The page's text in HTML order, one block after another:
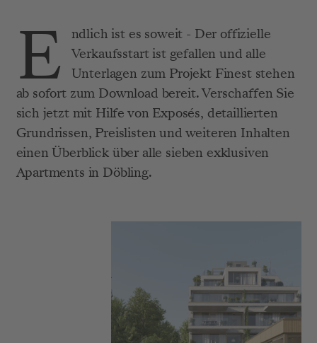
E
ndlich ist es soweit - Der offizielle
Verkaufsstart ist gefallen und alle
Unterlagen zum Projekt Finest stehen
ab sofort zum Download bereit. Verschaffen Sie
sich jetzt mit Hilfe von Exposés, detaillierten
Grundrissen, Preislisten und weiteren Inhalten
einen Überblick über alle sieben exklusiven
Apartments in Döbling.